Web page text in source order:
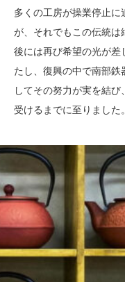
多くの工房が操業停止に
が、それでもこの伝統
後には再び希望の光が
たし、復興の中で南部
してその努力が実を結
受けるまでに至りました。